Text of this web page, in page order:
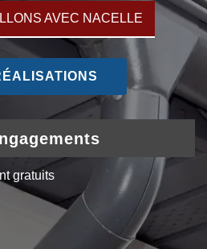
AVEC NACELLE
gratuits